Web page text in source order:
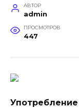
АВТОР
admin
ПРОСМОТРОВ
447
Употребление